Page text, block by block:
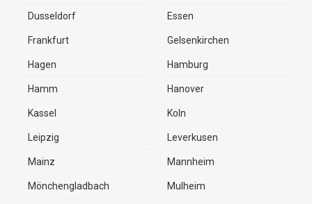
Dusseldorf Essen
Frankfurt Gelsenkirchen
Hagen Hamburg
Hamm Hanover
Kassel Koln
Leipzig Leverkusen
Mainz Mannheim
Mönchengladbach Mulheim